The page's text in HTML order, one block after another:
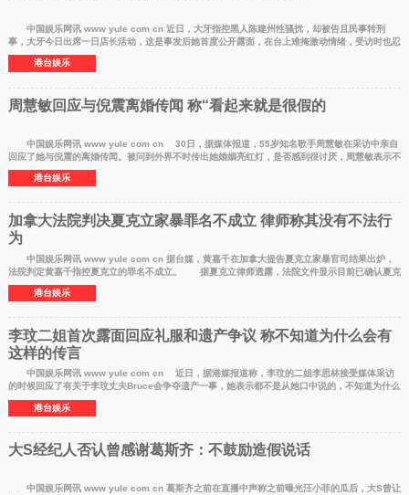
中国娱乐网讯 www yule com cn 近日，大牙指控黑人陈建州性骚扰，却被告且民事转刑
事，大牙今日出席一日店长活动，这是事发后她首度公开露面，在台上难掩激动情绪，受访时也忍
不住哽咽落泪
港台娱乐
周慧敏回应与倪震离婚传闻 称“看起来就是很假的
中国娱乐网讯 www yule com cn 30日，据媒体报道，55岁知名歌手周慧敏在采访中亲自
回应了她与倪震的离婚传闻。被问到外界不时传出她婚姻亮红灯，是否感到很讨厌，周慧敏表示不
讨厌，她已
港台娱乐
加拿大法院判决夏克立家暴罪名不成立 律师称其没有不法行
为
中国娱乐网讯 www yule com cn 据台媒，黄嘉千在加拿大提告夏克立家暴官司结果出炉，
法院判定黄嘉千指控夏克立的罪名不成立。 据夏克立律师透露，法院文件显示目前已确认夏克
立现在以及
港台娱乐
李玟二姐首次露面回应礼服和遗产争议 称不知道为什么会有
这样的传言
中国娱乐网讯 www yule com cn 近日，据港媒报道称，李玟的二姐李思林接受媒体采访
的时候回应了有关于李玟丈夫Bruce会争夺遗产一事，她表示都不是从她口中说的，不知道为什么
会有这样的
港台娱乐
大S经纪人否认曾感谢葛斯齐：不鼓励造假说话
中国娱乐网讯 www yule com cn 葛斯齐之前在直播中声称之前曝光汪小菲的瓜后，大S曾让